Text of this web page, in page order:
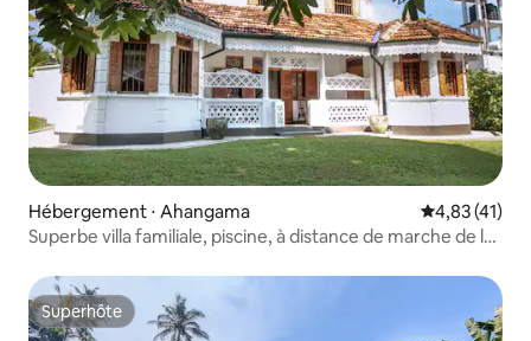
Hébergement ⋅ Ahangama Évaluation
4,83 (41)
Superbe villa familiale, piscine, à distance de marche de la
Superhôte
Superhôte